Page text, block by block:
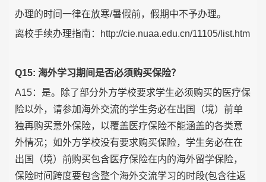
办理的时间一律在放寒/暑假前，假期中不予办理。
离校手续办理指南：http://cie.nuaa.edu.cn/11105/list.htm
Q15: 海外学习期间是否必须购买保险？
A15：是。除了部分外方学校要求学生必须购买的医疗保
险以外，请参加海外交流的学生务必在出国（境）前单
独再购买意外保险，以覆盖医疗保险不能涵盖的各类意
外情况；如外方学校没有要求购买保险，学生务必在在
出国（境）前购买包含医疗保险在内的海外留学保险，
保险时间跨度要包含整个海外交流学习的时段(包含往返